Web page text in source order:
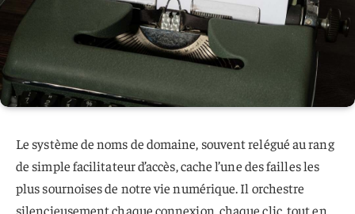
Le système de noms de domaine, souvent relégué au rang
de simple facilitateur d’accès, cache l’une des failles les
plus sournoises de notre vie numérique. Il orchestre
silencieusement chaque connexion, chaque clic, tout en